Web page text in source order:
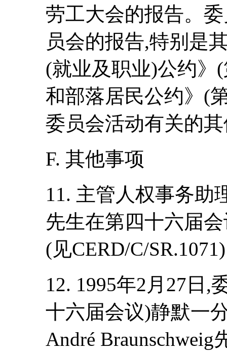
劳工大会的报告。
员会的报告,特别是
(就业及职业)公约》
和部落居民公约》(
委员会活动有关的
F. 其他事项
11. 主管人权事务助
先生在第四十六届
(见CERD/C/
12. 1995年2月27日,
十六届会议)静默一
André